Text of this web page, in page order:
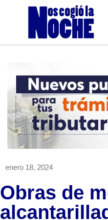
enero 18, 2024
Obras de